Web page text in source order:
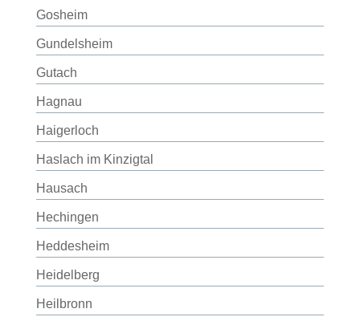
Gosheim
Gundelsheim
Gutach
Hagnau
Haigerloch
Haslach im Kinzigtal
Hausach
Hechingen
Heddesheim
Heidelberg
Heilbronn